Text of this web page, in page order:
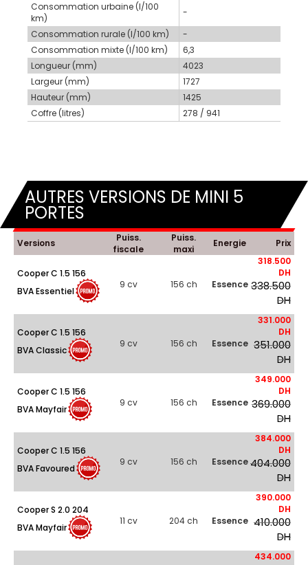
Consommation urbaine (l/100
km)
-
Consommation rurale (l/100 km)
-
Consommation mixte (l/100 km)
6,3
Longueur (mm)
4023
Largeur (mm)
1727
Hauteur (mm)
1425
Coffre (litres)
278 / 941
AUTRES VERSIONS DE MINI 5
PORTES
Versions
Puiss.
fiscale
Puiss.
maxi
Energie Prix
Cooper C 1.5 156
BVA Essentiel
9 cv 156 ch Essence
318.500
DH
338.500
DH
Cooper C 1.5 156
BVA Classic
9 cv 156 ch Essence
331.000
DH
351.000
DH
Cooper C 1.5 156
BVA Mayfair
9 cv 156 ch Essence
349.000
DH
369.000
DH
Cooper C 1.5 156
BVA Favoured
9 cv 156 ch Essence
384.000
DH
404.000
DH
Cooper S 2.0 204
BVA Mayfair
11 cv 204 ch Essence
390.000
DH
410.000
DH
434.000